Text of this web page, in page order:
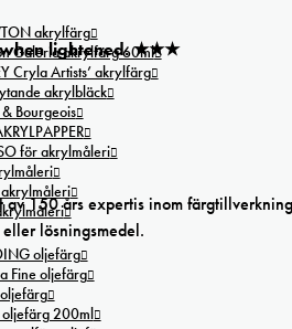
akrylfärg
Galeria akrylfärg 60ml
Cryla Artists’ akrylfärg
akrylbläck
Bourgeois
för akrylmåleri
oljefärg
Fine oljefärg
200ml
when lightened. ★★★
150 års expertis inom
lösningsmedel.